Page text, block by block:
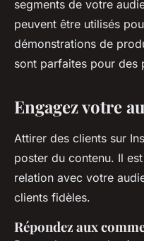
segments de votre
peuvent être utilisés
démonstrations de
sont parfaites pour des
Engagez votre
Attirer des clients sur
poster du contenu. Il
relation avec votre
clients fidèles.
Répondez aux